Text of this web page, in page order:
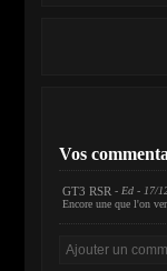
Vos
GT3 RSR - Ed - 17/
Encore une que l'on